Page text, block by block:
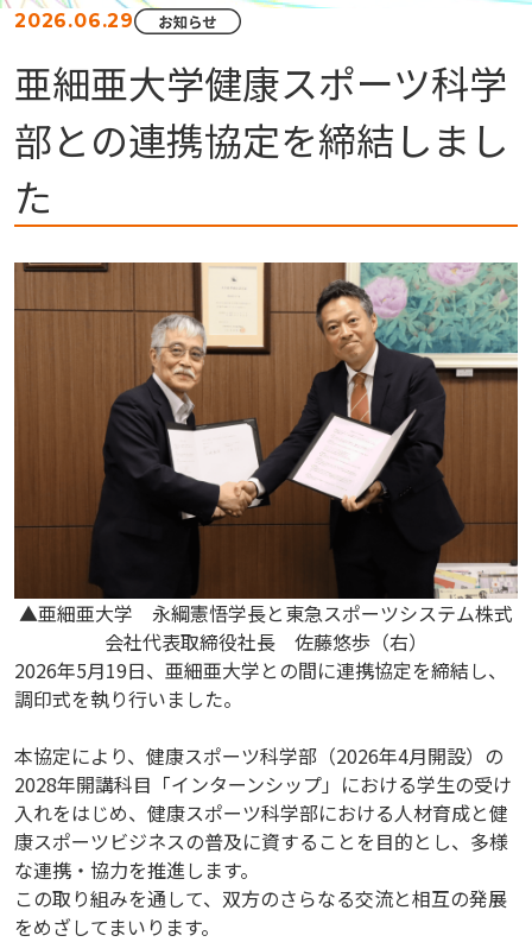
2026.06.29
亜細亜大学健康スポーツ科学
部との連携協定を締結しまし
た
▲亜細亜大学 永綱憲悟学長と東急スポーツシステム株式
会社代表取締役社長 佐藤悠歩（右）
2026年5月19日、亜細亜大学との間に連携協定を締結し、
調印式を執り行いました。
本協定により、健康スポーツ科学部（2026年4月開設）の
2028年開講科目「インターンシップ」における学生の受け
入れをはじめ、健康スポーツ科学部における人材育成と健
康スポーツビジネスの普及に資することを目的とし、多様
な連携・協力を推進します。
この取り組みを通して、双方のさらなる交流と相互の発展
をめざしてまいります。